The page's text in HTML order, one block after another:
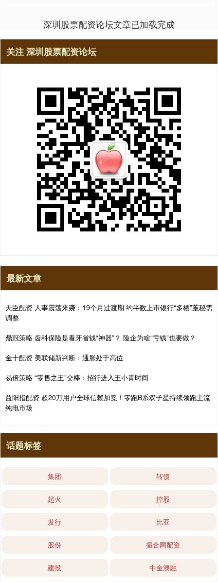
深圳股票配资论坛文章已加载完成
关注 深圳股票配资论坛
最新文章
天臣配资 人事震荡来袭：19个月过渡期 约半数上市银行“多栖”董秘需
调整
鼎冠策略 齿科保险是看牙省钱“神器”？ 险企为啥“亏钱”也要做？
金十配资 美联储新判断：通胀处于高位
易倍策略 “零售之王”交棒：招行进入王小青时间
益阳指配资 超20万用户全球信赖加冕！零跑B系双子星持续领跑主流
纯电市场
话题标签
集团 转债
起火 控股
发行 比亚
股份 撮合网配资
建投 中金澳融